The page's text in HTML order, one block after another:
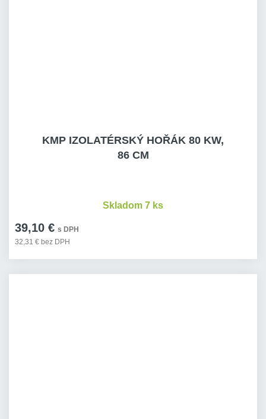
KMP IZOLATÉRSKÝ HOŘÁK 80 KW,
86 CM
39,10 € s DPH
32,31 € bez DPH
Skladom 7 ks